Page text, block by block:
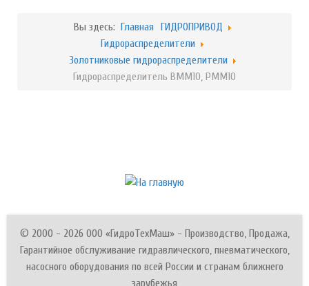
Вы здесь: Главная ГИДРОПРИВОД
Гидрораспределители
Золотниковые гидрораспределители
Гидрораспределитель ВММ10, РММ10
© 2000 - 2026 ООО «ГидроТехМаш» - Производство, Продажа,
Гарантийное обслуживание гидравлического, пневматического,
насосного оборудования по всей России и странам ближнего
зарубежья